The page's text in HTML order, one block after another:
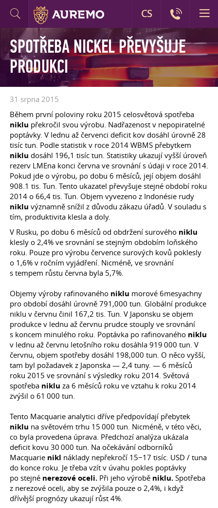
SPOTŘEBA NICKEL PŘEVYŠUJE
PRODUKCI
31 srpna 2015
Během první poloviny roku 2015 celosvětová spotřeba
niklu překročil svou výrobu. Nadřazenost v nepopiratelné
poptávky. V lednu až červenci deficit kov dosáhl úrovně 28
tisíc tun. Podle statistik v roce 2014 WBMS přebytkem
niklu dosáhl 196,1 tisíc tun. Statistiky ukazují vyšší úroveň
rezerv LMEna konci června ve srovnání s údaji v roce 2014.
Pokud jde o výrobu, po dobu 6 měsíců, její objem dosáhl
908.1 tis. Tun. Tento ukazatel převyšuje stejné období roku
2014 o 66,4 tis. Tun. Objem vyvezeno z Indonésie rudy
niklu významně snížil z důvodu zákazu úřadů. V souladu s
tím, produktivita klesla a doly.
V Rusku, po dobu 6 měsíců od obdržení surového niklu
klesly o 2,4% ve srovnání se stejným obdobím loňského
roku. Pouze pro výrobu července surových kovů poklesly
o 1,6% v ročním vyjádření. Nicméně, ve srovnání
s tempem růstu června byla 5,7%.
Objemy výroby rafinovaného niklu morové 6mesyachny
pro období dosáhl úrovně 791,000 tun. Globální produkce
niklu v červnu činil 167,2 tis. Tun. V Japonsku se objem
produkce v lednu až červnu prudce stouply ve srovnání
s koncem minulého roku. Poptávka po rafinovaného niklu
v lednu až červnu letošního roku dosáhla 919 000 tun. V
červnu, objem spotřeby dosáhl 198,000 tun. O něco vyšší,
tam byl požadavek z Japonska — 2,4 tuny. — 6 měsíců
roku 2015 ve srovnání s výsledky roku 2014. Světová
spotřeba niklu za 6 měsíců roku ve vztahu k roku 2014
zvýšil o 61 000 tun.
Tento Macquarie analytici dříve předpovídají přebytek
niklu na světovém trhu 15 000 tun. Nicméně, v této věci,
co byla provedena úprava. Předchozí analýza ukázala
deficit kovu 30 000 tun. Na očekávání odborníků
Macquarie nikl náklady nepřekročí 15−17 tisíc. USD / tuna
do konce roku. Je třeba vzít v úvahu pokles poptávky
po stejné nerezové oceli. Při jeho výrobě niklu. Spotřeba
z nerezové oceli, aby se zvýšila pouze o 2,4%, i když
dřívější prognózy ukazují růst 4%.
CS